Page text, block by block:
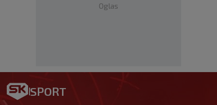
Oglas
SPORT